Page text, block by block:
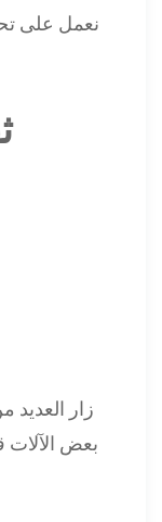
نعمل على
زار العديد
بعض الآلات